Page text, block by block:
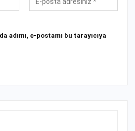
adımı, e-postamı bu tarayıcıya